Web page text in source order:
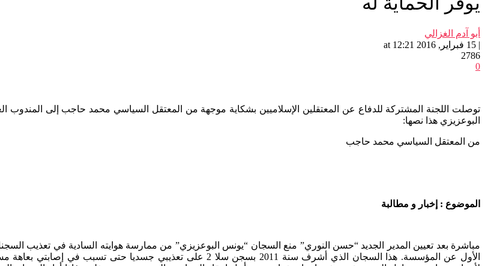
أبو آدم الغزالي
| 15 فبراير, 2016 at 12:21
2786
0
توصلت اللجنة المشتركة للدفاع عن المعتقلين الإسلاميين بشكاية موجهة من المعتقل السياسي محمد حاجب إلى
البوعزيزي هذا نصها:
من المعتقل السياسي محمد حاجب
الموضوع : إخبار و مطالبة
مباشرة بعد تعيين المدير الجديد “حسن النوري” منع السجان “يونس البوعزيزي” من ممارسة هوايته السادية في تعذيب
الأول عن المؤسسة. هذا السجان الذي أشرف سنة 2011 بسجن سلا 2 على